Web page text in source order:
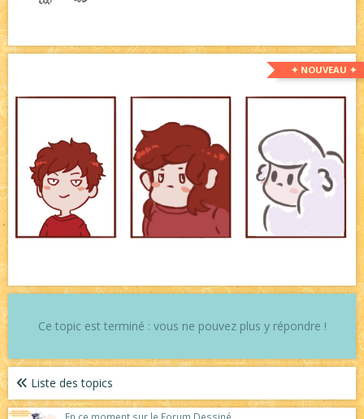
✦ NOUVEAU ✦
Ce topic est terminé : vous ne pouvez plus y répondre !
Liste des topics
En ce moment sur le Forum Dessiné